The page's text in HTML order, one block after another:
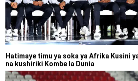
Hatimaye timu ya soka ya Afrika Kusini
na kushiriki Kombe la Dunia